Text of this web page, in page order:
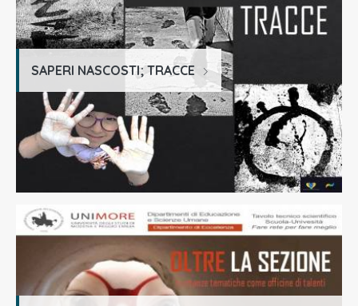
SAPERI NASCOSTI; TRACCE